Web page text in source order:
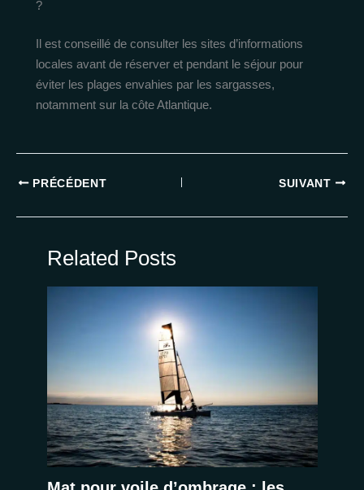
?
Il est conseillé de consulter les sites d’informations
locales avant de réserver et pendant le séjour pour
éviter les plages envahies par les sargasses,
notamment sur la côte Atlantique.
PRÉCÉDENT SUIVANT
Related Posts